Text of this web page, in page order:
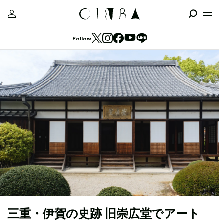
Follow
三重・伊賀の史跡 旧崇広堂でアート